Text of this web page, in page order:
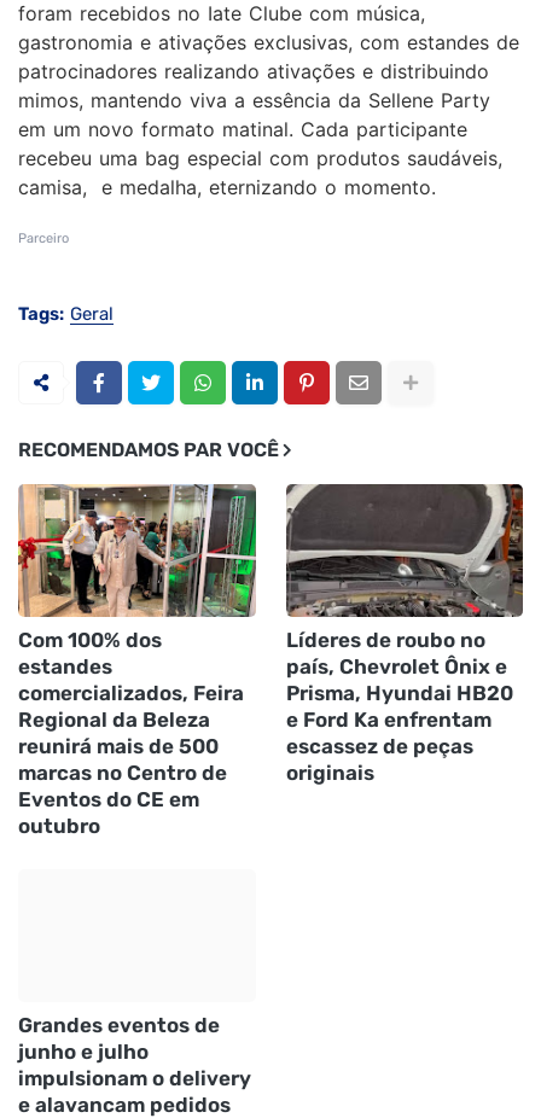
foram recebidos no Iate Clube com música,
gastronomia e ativações exclusivas, com estandes de
patrocinadores realizando ativações e distribuindo
mimos, mantendo viva a essência da Sellene Party
em um novo formato matinal. Cada participante
recebeu uma bag especial com produtos saudáveis,
camisa, e medalha, eternizando o momento.
Parceiro
Tags: Geral
RECOMENDAMOS PAR VOCÊ
Com 100% dos
estandes
comercializados, Feira
Regional da Beleza
reunirá mais de 500
marcas no Centro de
Eventos do CE em
outubro
Líderes de roubo no
país, Chevrolet Ônix e
Prisma, Hyundai HB20
e Ford Ka enfrentam
escassez de peças
originais
Grandes eventos de
junho e julho
impulsionam o delivery
e alavancam pedidos